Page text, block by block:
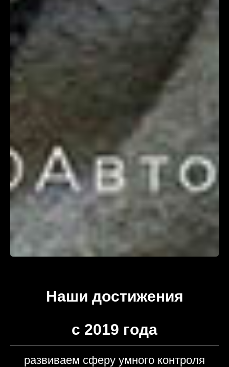
Наши достижения
с 2019 года
развиваем сферу умного контроля